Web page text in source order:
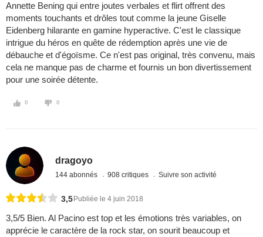
Annette Bening qui entre joutes verbales et flirt offrent des
moments touchants et drôles tout comme la jeune Giselle
Eidenberg hilarante en gamine hyperactive. C'est le classique
intrigue du héros en quête de rédemption après une vie de
débauche et d'égoïsme. Ce n'est pas original, très convenu, mais
cela ne manque pas de charme et fournis un bon divertissement
pour une soirée détente.
0 0
dragoyo
144 abonnés 908 critiques Suivre son activité
3,5 Publiée le 4 juin 2018
3,5/5 Bien. Al Pacino est top et les émotions très variables, on
apprécie le caractère de la rock star, on sourit beaucoup et